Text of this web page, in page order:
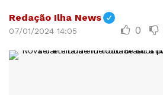
Redação Ilha News
07/01/2024 14:05 0